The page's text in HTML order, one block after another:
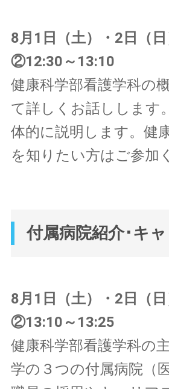
8月1日（土）・2日
②12:30～13:10
健康科学部看護学科の
て詳しくお話しします
体的に説明します。健
を知りたい方はご参加
付属病院紹介･キ
8月1日（土）・2日
②13:10～13:25
健康科学部看護学科の
学の３つの付属病院（